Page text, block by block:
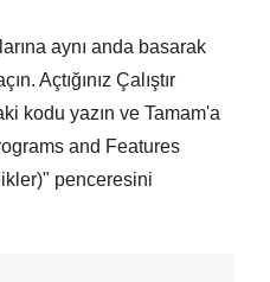
aynı anda basarak
Açtığınız Çalıştır
kodu yazın ve Tamam'a
and Features
" penceresini